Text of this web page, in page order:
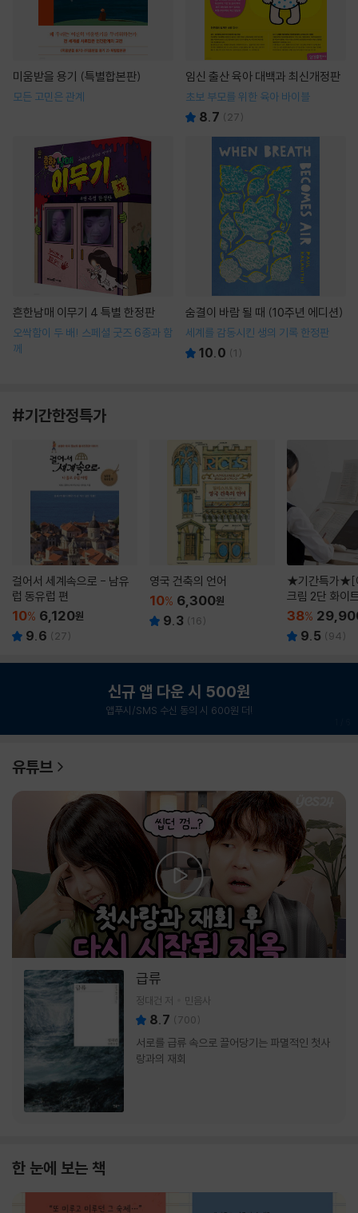
미움받을 용기 (특별합본판)
모든 고민은 관계
임신 출산 육아 대백과 최신개정판
초보 부모를 위한 육아 바이블
8.7 ( 27)
흔한남매 이무기 4 특별 한정판
오싹함이 두 배! 스페셜 굿즈 6종과 함
께
숨결이 바람 될 때 (10주년 에디션)
세계를 감동시킨 생의 기록 한정판
10.0 (1 )
#기간한정특가
걸어서 세계속으로 - 남유
럽 동유럽 편
10% 6,120원
9.6 ( 27)
영국 건축의 언어
10% 6,300원
9.3 (16)
★기간특가★[
크림 2단 화이
38%
9.5 (94)
신규 앱 다운 시 500원
앱푸시/SMS 수신 동의 시 600원 더!
유튜브
급류
정대건 저 민음사
8.7 (700)
서로를 급류 속으로 끌어당기는 파멸적인 첫사
랑과의 재회
한 눈에 보는 책